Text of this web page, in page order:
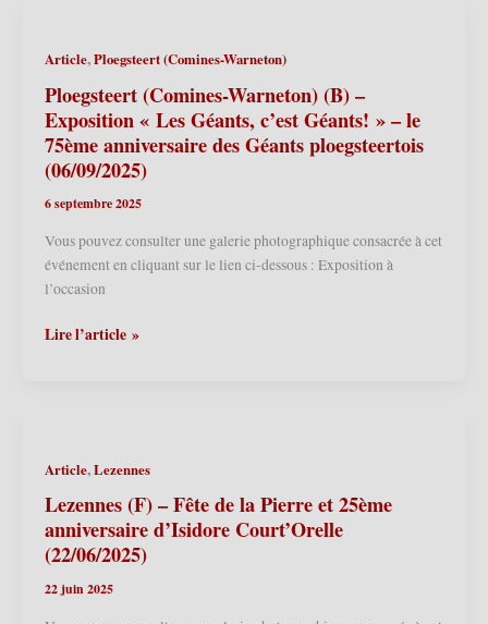
–
Présentation
du
Calendrier
des
Géants
2026
(24/01/2026)
Article,Ploegsteert (Comines-Warneton)
Ploegsteert (Comines-Warneton) (B) –
Exposition « Les Géants, c’est Géants! » – le
75ème anniversaire des Géants ploegsteertois
(06/09/2025)
6 septembre 2025
Vous pouvez consulter une galerie photographique consacrée à cet
événement en cliquant sur le lien ci-dessous : Exposition à
l’occasion
Ploegsteert
« Les
Géants,
c’est
Géants! »
le
Lire l’article »
Article,Lezennes
Lezennes (F) – Fête de la Pierre et 25ème
anniversaire d’Isidore Court’Orelle
(22/06/2025)
22 juin 2025